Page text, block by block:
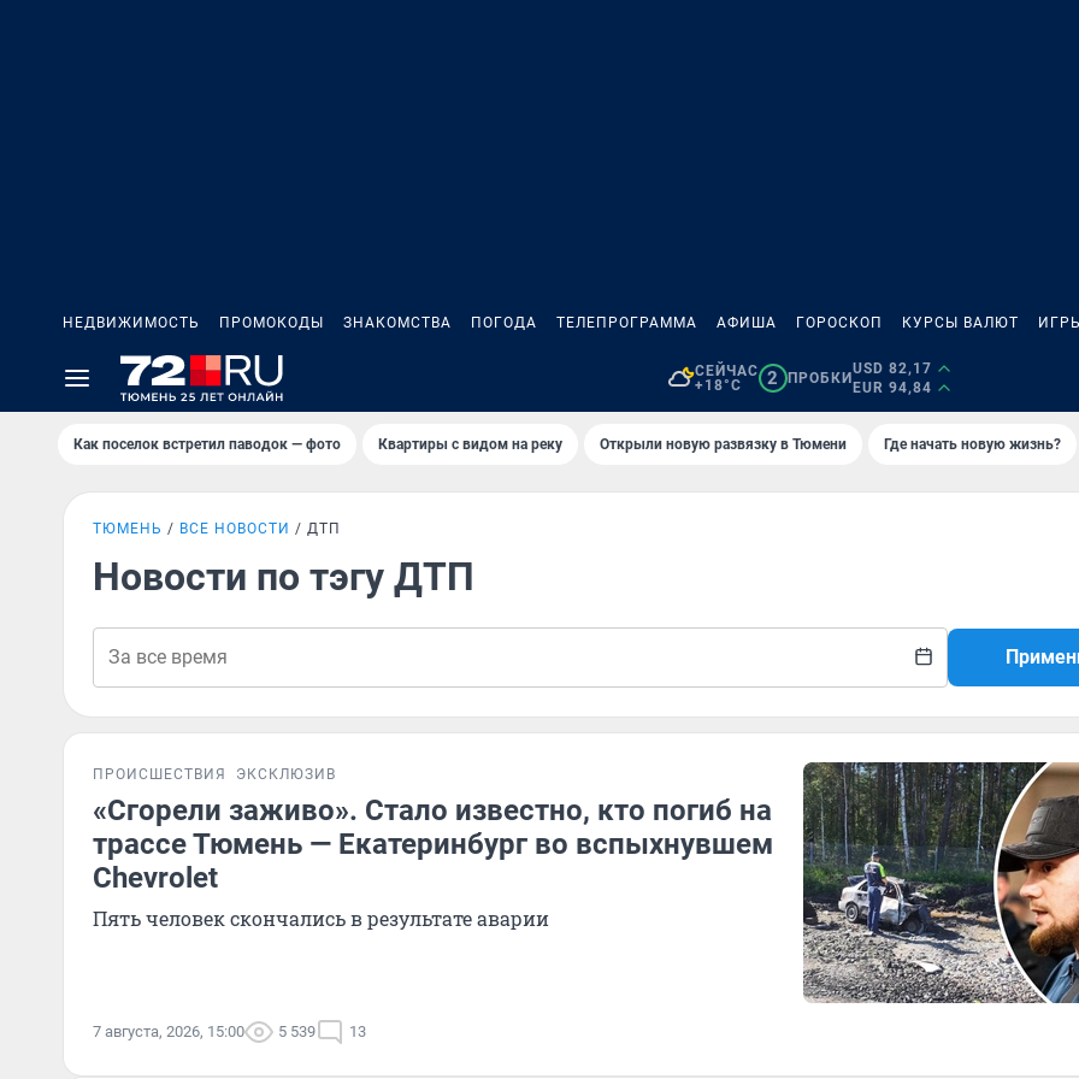
НЕДВИЖИМОСТЬ ПРОМОКОДЫ ЗНАКОМСТВА ПОГОДА ТЕЛЕПРОГРАММА АФИША ГОРОСКОП КУРСЫ ВАЛЮТ
СЕЙЧАС
+18°C
2 ПРОБКИ
USD 82,17
EUR 94,84
Как поселок встретил паводок — фото Квартиры с видом на реку Открыли новую развязку в Тюмени Где начать новую жизнь?
ТЮМЕНЬ ВСЕ НОВОСТИ ДТП
Новости по тэгу ДТП
ПРОИСШЕСТВИЯ ЭКСКЛЮЗИВ
«Сгорели заживо». Стало известно, кто погиб на
трассе Тюмень — Екатеринбург во вспыхнувшем
Chevrolet
Пять человек скончались в результате аварии
7 августа, 2026, 15:00 5 539 13